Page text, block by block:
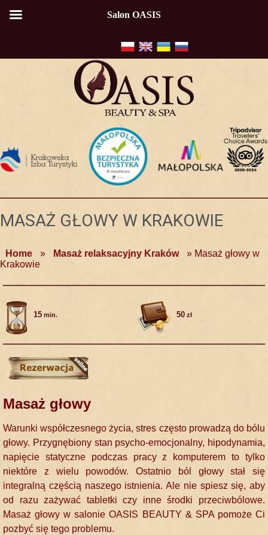
MASAŻ GŁOWY W KRAKOWIE
Home » Masaż relaksacyjny Kraków » Masaż głowy w
Krakowie
15 min. 50 zł
Masaż głowy
Warunki współczesnego życia, stres często prowadzą do bólu
głowy. Przygnębiony stan psycho-emocjonalny, hipodynamia,
napięcie statyczne podczas pracy z komputerem to tylko
niektóre z wielu powodów. Ostatnio ból głowy stał się
integralną częścią naszego istnienia. Ale nie spiesz się, aby
od razu zażywać tabletki czy inne środki przeciwbólowe.
Masaż głowy w salonie OASIS BEAUTY & SPA pomoże Ci
pozbyć się tego problemu.
Salon OASIS